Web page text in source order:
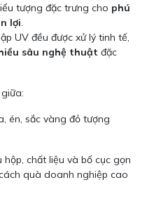
tượng đặc trưng cho phú
lợi.
UV đều được xử lý tinh tế,
sâu nghệ thuật đặc
én, sắc vàng đỏ tượng
hộp, chất liệu và bố cục gọn
quà doanh nghiệp cao